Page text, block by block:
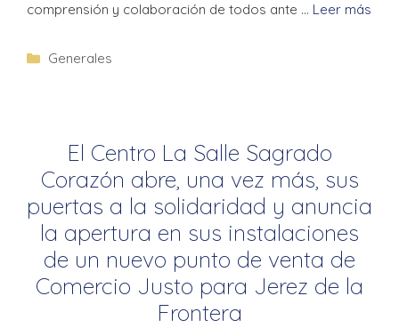
comprensión y colaboración de todos ante … Leer más
Generales
El Centro La Salle Sagrado
Corazón abre, una vez más, sus
puertas a la solidaridad y anuncia
la apertura en sus instalaciones
de un nuevo punto de venta de
Comercio Justo para Jerez de la
Frontera